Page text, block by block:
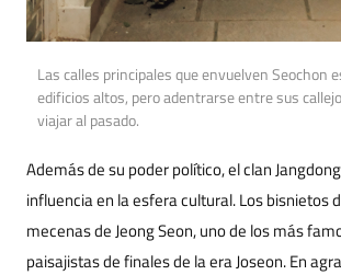
Las calles principales que envuelven Seochon
edificios altos, pero adentrarse entre sus
viajar al pasado.
Además de su poder político, el clan
influencia en la esfera cultural. Los bisnietos
mecenas de Jeong Seon, uno de los más
paisajistas de finales de la era Joseon. En